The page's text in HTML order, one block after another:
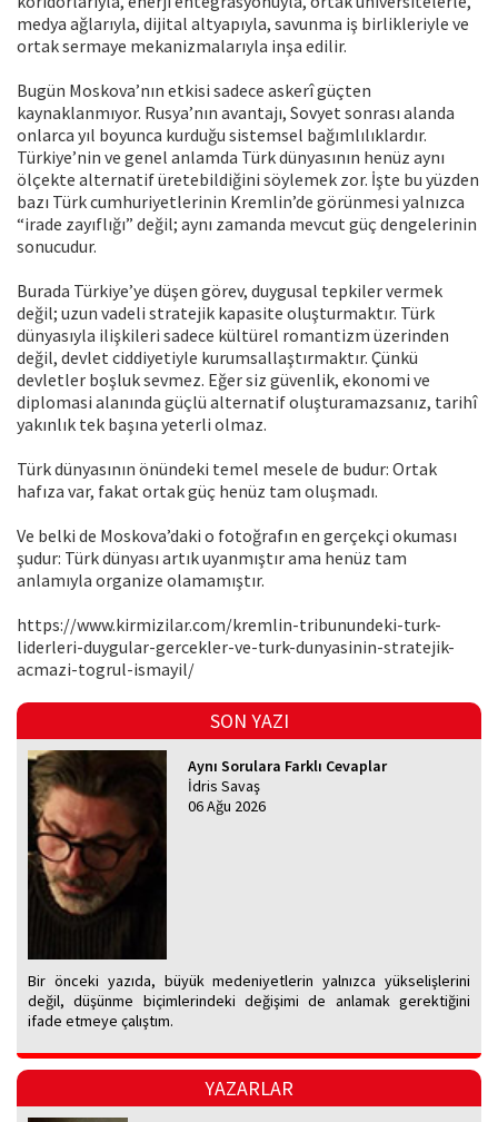
medya ağlarıyla, dijital altyapıyla, savunma iş birlikleriyle ve
ortak sermaye mekanizmalarıyla inşa edilir.
Bugün Moskova’nın etkisi sadece askerî güçten
kaynaklanmıyor. Rusya’nın avantajı, Sovyet sonrası alanda
onlarca yıl boyunca kurduğu sistemsel bağımlılıklardır.
Türkiye’nin ve genel anlamda Türk dünyasının henüz aynı
ölçekte alternatif üretebildiğini söylemek zor. İşte bu yüzden
bazı Türk cumhuriyetlerinin Kremlin’de görünmesi yalnızca
“irade zayıflığı” değil; aynı zamanda mevcut güç dengelerinin
sonucudur.
Burada Türkiye’ye düşen görev, duygusal tepkiler vermek
değil; uzun vadeli stratejik kapasite oluşturmaktır. Türk
dünyasıyla ilişkileri sadece kültürel romantizm üzerinden
değil, devlet ciddiyetiyle kurumsallaştırmaktır. Çünkü
devletler boşluk sevmez. Eğer siz güvenlik, ekonomi ve
diplomasi alanında güçlü alternatif oluşturamazsanız, tarihî
yakınlık tek başına yeterli olmaz.
Türk dünyasının önündeki temel mesele de budur: Ortak
hafıza var, fakat ortak güç henüz tam oluşmadı.
Ve belki de Moskova’daki o fotoğrafın en gerçekçi okuması
şudur: Türk dünyası artık uyanmıştır ama henüz tam
anlamıyla organize olamamıştır.
https://www.kirmizilar.com/kremlin-tribunundeki-turk-
liderleri-duygular-gercekler-ve-turk-dunyasinin-stratejik-
acmazi-togrul-ismayil/
SON YAZI
Aynı Sorulara Farklı Cevaplar
İdris Savaş
06 Ağu 2026
Bir önceki yazıda, büyük medeniyetlerin yalnızca yükselişlerini
değil, düşünme biçimlerindeki değişimi de anlamak gerektiğini
ifade etmeye çalıştım.
YAZARLAR